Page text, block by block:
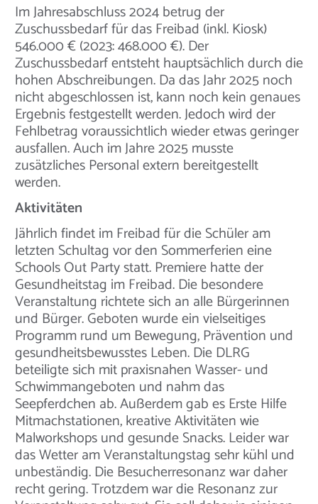
Im Jahresabschluss 2024 betrug der
Zuschussbedarf für das Freibad (inkl. Kiosk)
546.000 € (2023: 468.000 €). Der
Zuschussbedarf entsteht hauptsächlich durch die
hohen Abschreibungen. Da das Jahr 2025 noch
nicht abgeschlossen ist, kann noch kein genaues
Ergebnis festgestellt werden. Jedoch wird der
Fehlbetrag voraussichtlich wieder etwas geringer
ausfallen. Auch im Jahre 2025 musste
zusätzliches Personal extern bereitgestellt
werden.
Aktivitäten
Jährlich findet im Freibad für die Schüler am
letzten Schultag vor den Sommerferien eine
Schools Out Party statt. Premiere hatte der
Gesundheitstag im Freibad. Die besondere
Veranstaltung richtete sich an alle Bürgerinnen
und Bürger. Geboten wurde ein vielseitiges
Programm rund um Bewegung, Prävention und
gesundheitsbewusstes Leben. Die DLRG
beteiligte sich mit praxisnahen Wasser- und
Schwimmangeboten und nahm das
Seepferdchen ab. Außerdem gab es Erste Hilfe
Mitmachstationen, kreative Aktivitäten wie
Malworkshops und gesunde Snacks. Leider war
das Wetter am Veranstaltungstag sehr kühl und
unbeständig. Die Besucherresonanz war daher
recht gering. Trotzdem war die Resonanz zur